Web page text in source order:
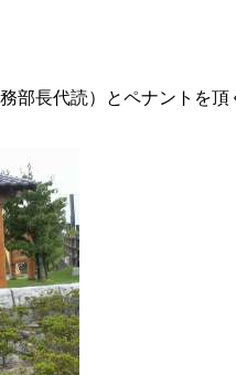
長代読）とペナントを頂